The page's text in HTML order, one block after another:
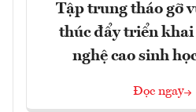
Tập trung tháo gỡ
thúc đẩy triển khai
nghệ cao sinh
Đọc ngay